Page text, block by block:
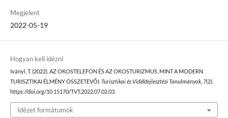
Megjelent
2022-05-19
Hogyan kell idézni
Iványi, T. (2022). AZ OKOSTELEFON ÉS AZ OKOSTURIZMUS, MINT A MODERN
TURISZTIKAI ÉLMÉNY ÖSSZETEVŐI. Turisztikai és Vidékfejlesztési Tanulmányok, 7(2).
https://doi.org/10.15170/TVT.2022.07.02.03.
Idézet formátumok